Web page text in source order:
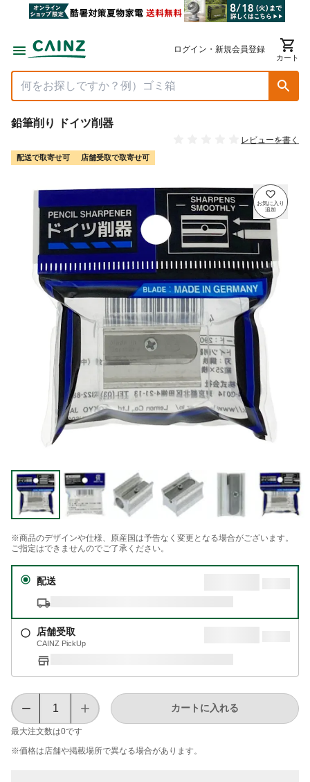
ログイン・新規会員登録
カート
鉛筆削り ドイツ削器
レビューを書く
配送で取寄せ可 店舗受取で取寄せ可
※商品のデザインや仕様、原産国は予告なく変更となる場合がございます。
ご指定はできませんのでご了承ください。
配送
店舗受取
CAINZ PickUp
最大注文数は0です
カートに入れる
※価格は​店舗や​掲載場所で​異なる​場合が​あります。